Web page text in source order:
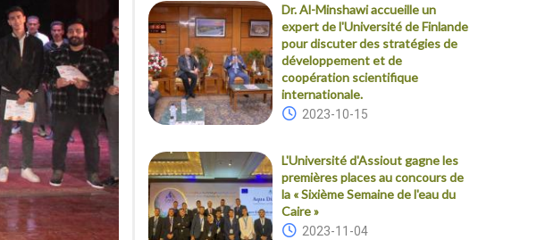
Dr. Al-Minshawi accueille un
expert de l'Université de Finlande
pour discuter des stratégies de
développement et de
coopération scientifique
internationale.
2023-10-15
L'Université d'Assiout gagne les
premières places au concours de
la « Sixième Semaine de l'eau du
Caire »
2023-11-04